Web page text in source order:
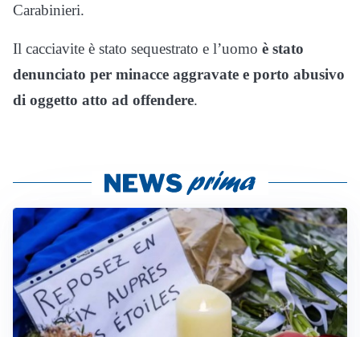
Carabinieri.
Il cacciavite è stato sequestrato e l’uomo è stato
denunciato per minacce aggravate e porto abusivo
di oggetto atto ad offendere.